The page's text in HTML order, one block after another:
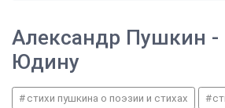
Александр Пушкин -
Юдину
стихи пушкина о поэзии и стихах